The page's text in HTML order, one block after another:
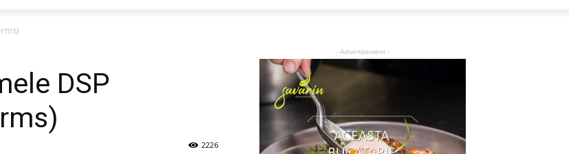
DSP
2226
- Advertisement -